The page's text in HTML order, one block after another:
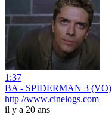
1:37
BA - SPIDERMAN 3 (VO)
http //www.cinelogs.com
il y a 20 ans